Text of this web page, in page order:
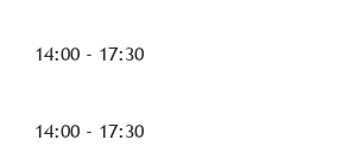
14:00 - 17:30
14:00 - 17:30